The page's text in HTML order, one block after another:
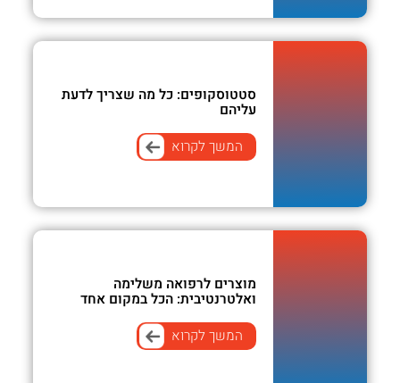
סטטוסקופים: כל מה שצריך לדעת
עליהם
המשך לקרוא
מוצרים לרפואה משלימה
ואלטרנטיבית: הכל במקום אחד
המשך לקרוא